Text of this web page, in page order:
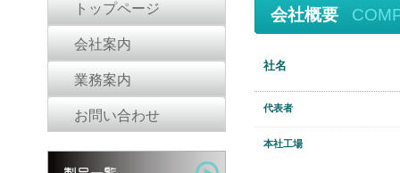
会社概要
社名
代表者
本社工場
トップページ
会社案内
業務案内
お問い合わせ